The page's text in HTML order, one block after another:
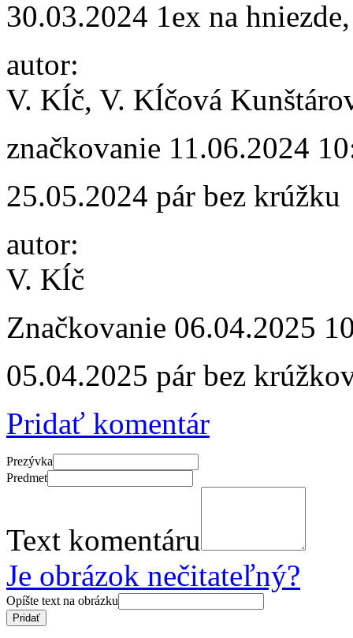
30.03.2024 1ex na
autor:
V. Kĺč, V. Kĺčová
značkovanie 11.06.2024
25.05.2024 pár bez krúžku
autor:
V. Kĺč
Značkovanie 06.04.2025
05.04.2025 pár bez
Pridať komentár
Prezývka
Predmet
Text komentáru
Je obrázok nečitateľný?
Opíšte text na obrázku